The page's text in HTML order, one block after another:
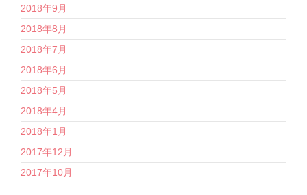
2018年9月
2018年8月
2018年7月
2018年6月
2018年5月
2018年4月
2018年1月
2017年12月
2017年10月